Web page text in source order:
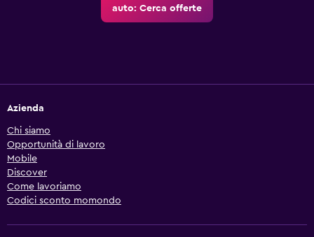
auto: Cerca offerte
Azienda
Chi siamo
Opportunità di lavoro
Mobile
Discover
Come lavoriamo
Codici sconto momondo